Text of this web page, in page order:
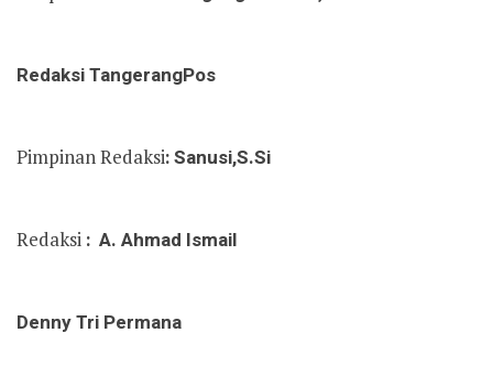
Redaksi TangerangPos
Pimpinan Redaksi: Sanusi,S.Si
Redaksi : A. Ahmad Ismail
Denny Tri Permana